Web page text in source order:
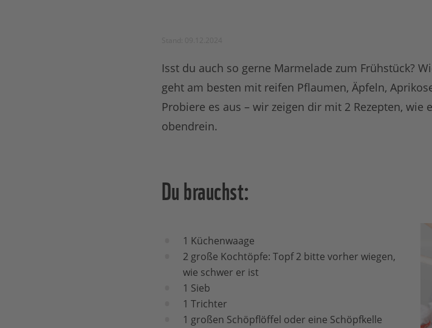
Isst du auch so gerne Marmelade zum Frühstück?
geht am besten mit reifen Pflaumen, Äpfeln,
Probiere es aus – wir zeigen dir mit 2 Rezepten, wie
obendrein.
Du brauchst:
1 Küchenwaage
2 große Kochtöpfe: Topf 2 bitte vorher wiegen,
wie schwer er ist
1 Sieb
1 Trichter
1 großen Schöpflöffel oder eine Schöpfkelle